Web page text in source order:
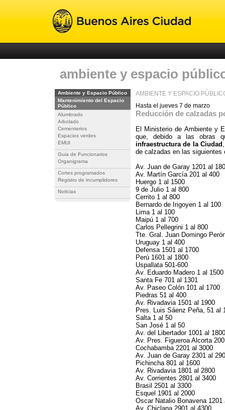
ambiente y espacio
Ambiente y Espacio Público
Mantenimiento del Espacio
Público
Alumbrado
Arbolado
Cementerios
Espacios verdes
EMUI
Guia de Funcionarios
Organigrama
Cortes programados
Registro de incumplidores
Noticias
AMBIENTE Y ESPACIO
Hasta el jueves 7 de marzo
Reducción de calzadas
El Ministerio de Ambiente y
que, debido a las obras
infraestructura de la Ciudad
de calzadas en las siguientes
Av. Juan de Garay 1201 al
Av. Martín García 201 al 400
Huergo 1 al 1500
9 de Julio 1 al 800
Cerrito 1 al 800
Bernardo de Irigoyen 1 al 100
Lima 1 al 100
Maipú 1 al 700
Carlos Pellegrini 1 al 800
Tte. Gral. Juan Domingo
Uruguay 1 al 400
Defensa 1501 al 1700
Perú 1601 al 1800
Uspallata 501-600
Av. Eduardo Madero 1 al 1500
Santa Fe 701 al 1301
Av. Paseo Colón 101 al 1700
Piedras 51 al 400
Av. Rivadavia 1501 al 1900
Pres. Luis Sáenz Peña, 51 al
Salta 1 al 50
San José 1 al 50
Av. del Libertador 1001 al 1800
Av. Pres. Figueroa Alcorta
Cochabamba 2201 al 3000
Av. Juan de Garay 2301 al
Pichincha 801 al 1600
Av. Rivadavia 1801 al 2800
Av. Corrientes 2801 al 3400
Brasil 2501 al 3300
Esquel 1901 al 2000
Oscar Natalio Bonavena 1201
Av. Chiclana 2901 al 4300